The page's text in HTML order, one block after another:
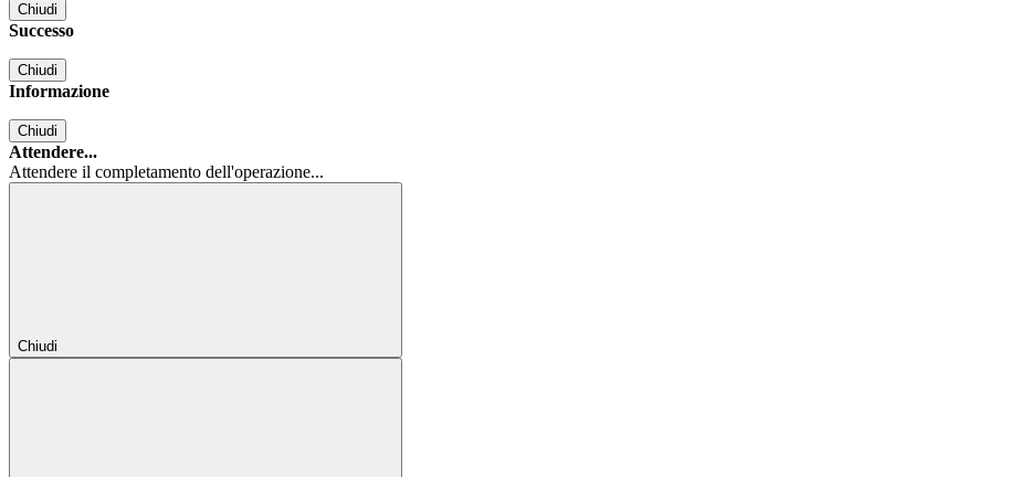
Chiudi
Successo
Chiudi
Informazione
Chiudi
Attendere...
Attendere il completamento dell'operazione...
Chiudi